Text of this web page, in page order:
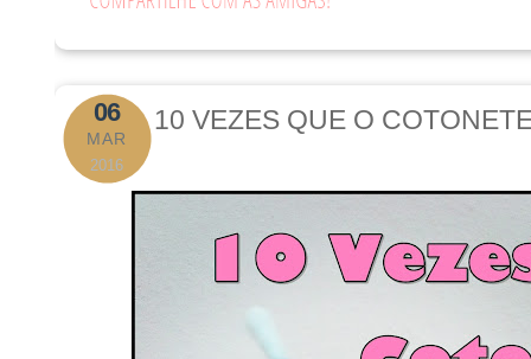
06
MAR
2016
10 VEZES QUE O